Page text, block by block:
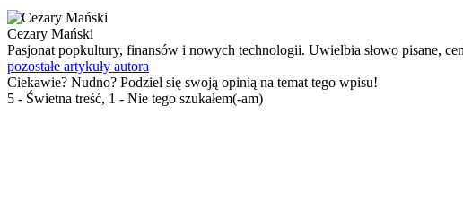
Cezary Mański
Pasjonat popkultury, finansów i nowych technologii. Uwielbia słowo pisane,
pozostałe artykuły autora
Ciekawie? Nudno? Podziel się swoją opinią na temat tego wpisu!
5 - Świetna treść, 1 - Nie tego szukałem(-am)